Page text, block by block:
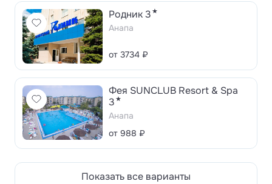
Родник 3 ★
Анапа
от 3734 ₽
Фея SUNCLUB Resort & Spa
3 ★
Анапа
от 988 ₽
Показать все варианты